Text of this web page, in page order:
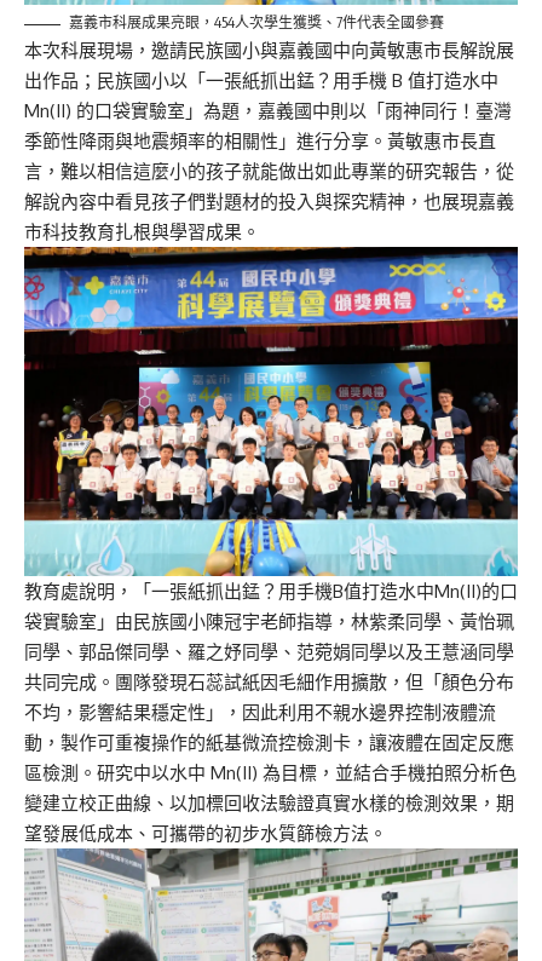
嘉義市科展成果亮眼，454人次學生獲獎、7件代表全國參賽
本次科展現場，邀請民族國小與嘉義國中向黃敏惠市長解說展
出作品；民族國小以「一張紙抓出錳？用手機 B 值打造水中
Mn(II) 的口袋實驗室」為題，嘉義國中則以「雨神同行！臺灣
季節性降雨與地震頻率的相關性」進行分享。黃敏惠市長直
言，難以相信這麼小的孩子就能做出如此專業的研究報告，從
解說內容中看見孩子們對題材的投入與探究精神，也展現嘉義
市科技教育扎根與學習成果。
教育處說明， 「一張紙抓出錳？用手機B值打造水中Mn(II)的口
袋實驗室」由民族國小陳冠宇老師指導， 林紫柔同學、黃怡珮
同學、郭品傑同學、羅之妤同學、 范菀娟同學以及王薏涵同學
共同完成 。團隊發現石蕊試紙因毛細作用擴散 ，但 「顏色分布
不均，影響結果穩定性 」， 因此利用不親水邊界控制液體流
動，製作可重複操作的紙基微流控檢測卡，讓液體在固定反應
區檢測 。 研究中以水中 Mn(II) 為目標 ， 並結合手機拍照分析色
變建立校正曲線、以加標回收法驗證真實水樣的檢測效果 ，期
望發展低成本、可攜帶的初步水質篩檢方法。